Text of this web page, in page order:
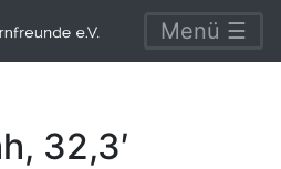
Menü ☰
32,3′